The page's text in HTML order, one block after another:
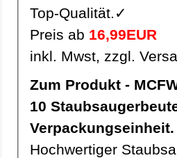
Top-Qualität.✓
Preis ab 16,99EUR
inkl. Mwst, zzgl.
Zum Produkt -
10 Staubsaugerbeutel, Staubbeutel MCFWD64 pro
Verpackungseinheit.
Hochwertiger